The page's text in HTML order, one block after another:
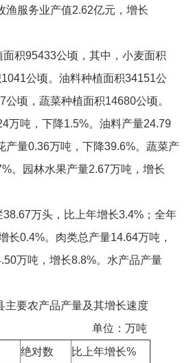
渔服务业产值2.62亿元，增长
积95433公顷，其中，小麦面积
公顷。油料种植面积34151公
顷，蔬菜种植面积14680公顷。
万吨，下降1.5%。油料产量24.79
产量0.36万吨，下降39.6%。蔬菜产
。园林水果产量2.67万吨，增长
万头，比上年增长3.4%；全年
长0.4%。肉类总产量14.64万吨，
万吨，增长8.8%。水产品产量
主要农产品产量及其增长速度
：万吨
绝对数
比上年增长%